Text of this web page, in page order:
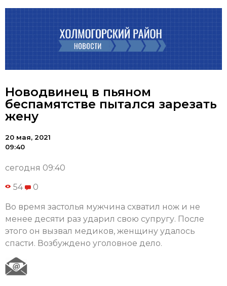
Новодвинец в пьяном
беспамятстве пытался зарезать
жену
20 мая, 2021
09:40
сегодня 09:40
54 0
Во время застолья мужчина схватил нож и не
менее десяти раз ударил свою супругу. После
этого он вызвал медиков, женщину удалось
спасти. Возбуждено уголовное дело.